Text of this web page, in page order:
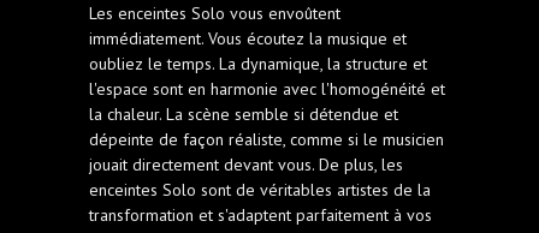
Les enceintes Solo vous envoûtent
immédiatement. Vous écoutez la musique et
oubliez le temps. La dynamique, la structure et
l'espace sont en harmonie avec l'homogénéité et
la chaleur. La scène semble si détendue et
dépeinte de façon réaliste, comme si le musicien
jouait directement devant vous. De plus, les
enceintes Solo sont de véritables artistes de la
transformation et s'adaptent parfaitement à vos